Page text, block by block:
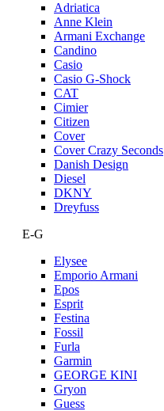
Adriatica
Anne Klein
Armani Exchange
Candino
Casio
Casio G-Shock
CAT
Cimier
Citizen
Cover
Cover Crazy Seconds
Danish Design
Diesel
DKNY
Dreyfuss
E-G
Elysee
Emporio Armani
Epos
Esprit
Festina
Fossil
Furla
Garmin
GEORGE KINI
Gryon
Guess